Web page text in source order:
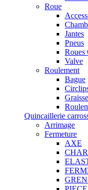
Roue
Jantes
Pneus
Roues
Valve
Roulement
Bague
Graisse
Quincaillerie
Arrimage
Fermeture
AXE